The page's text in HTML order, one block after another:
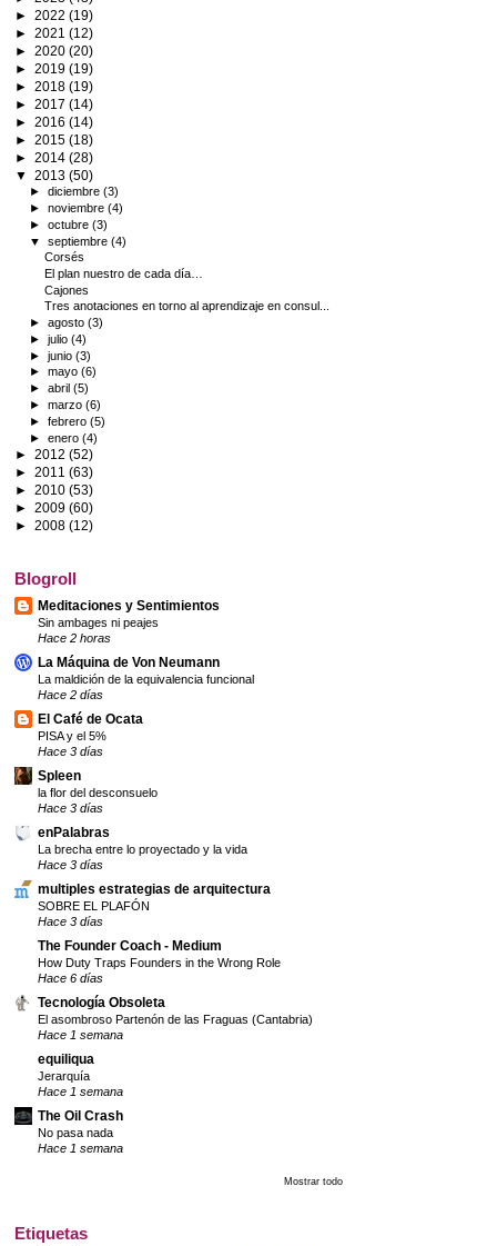
► 2022 (19)
► 2021 (12)
► 2020 (20)
► 2019 (19)
► 2018 (19)
► 2017 (14)
► 2016 (14)
► 2015 (18)
► 2014 (28)
▼ 2013 (50)
►diciembre(3)
►noviembre(4)
►octubre(3)
▼septiembre(4)
Corsés
El plan nuestro de cada día…
Cajones
Tres anotaciones en torno al aprendizaje en consul...
►agosto(3)
►julio(4)
►junio(3)
►mayo(6)
►abril(5)
►marzo(6)
►febrero(5)
►enero(4)
► 2012 (52)
► 2011 (63)
► 2010 (53)
► 2009 (60)
► 2008 (12)
Blogroll
Meditaciones y Sentimientos
Sin ambages ni peajes
Hace 2 horas
La Máquina de Von Neumann
La maldición de la equivalencia funcional
Hace 2 días
El Café de Ocata
PISA y el 5%
Hace 3 días
Spleen
la flor del desconsuelo
Hace 3 días
enPalabras
La brecha entre lo proyectado y la vida
Hace 3 días
multiples estrategias de arquitectura
SOBRE EL PLAFÓN
Hace 3 días
The Founder Coach - Medium
How Duty Traps Founders in the Wrong Role
Hace 6 días
Tecnología Obsoleta
El asombroso Partenón de las Fraguas (Cantabria)
Hace 1 semana
equiliqua
Jerarquía
Hace 1 semana
The Oil Crash
No pasa nada
Hace 1 semana
Mostrar todo
Etiquetas